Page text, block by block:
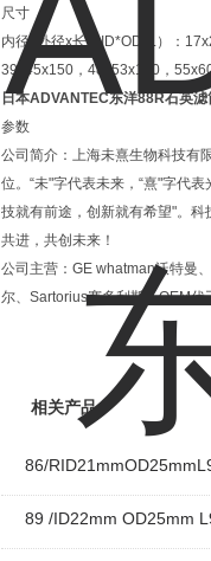
尺寸
内径x外径x长（ID*OD*L）：
39x45x150，48x53x150，
日本ADVANTEC东洋88R石英滤
参数
公司简介：上海未熹生物科技有
位。“未"字代表未来，“熹"字代
技就有前途，创新就有希望"。
共进，共创未来！
公司主营：GE whatman沃特曼
尔、Sartorius赛多利斯、OEM
相关产品
86/
89 /ID22mm OD25mm